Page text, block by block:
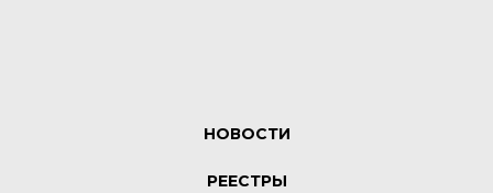
НОВОСТИ
РЕЕСТРЫ